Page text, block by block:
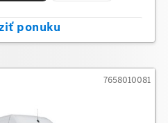
ponuku
7658010081